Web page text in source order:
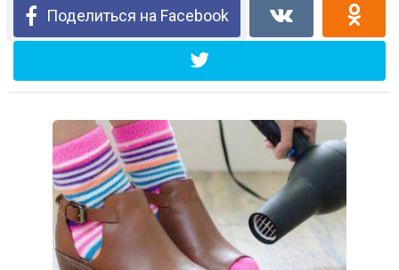
Поделиться на Facebook